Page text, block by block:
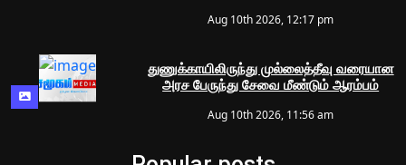
Aug 10th 2026, 12:17 pm
துணுக்காயிலிருந்து முல்லைத்தீவு வரையான
அரச பேருந்து சேவை மீண்டும் ஆரம்பம்
Aug 10th 2026, 11:56 am